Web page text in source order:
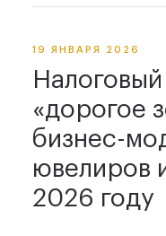
19 ЯНВАРЯ 2026
«дорогое
бизнес-
ювелиров
2026 году